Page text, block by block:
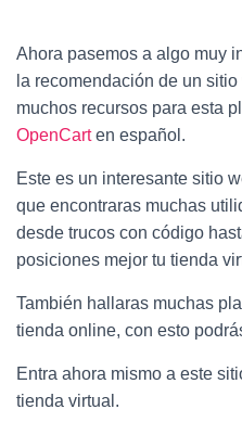
Ahora pasemos a algo muy
la recomendación de un
muchos recursos para esta
OpenCarten español.
Este es un interesante sitio
que encontraras muchas
desde trucos con código
posiciones mejor tu tienda
También hallaras muchas
tienda online, con esto
Entra ahora mismo a este
tienda virtual.